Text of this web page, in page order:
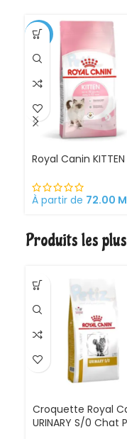
-1%
Royal Canin KITTEN
À partir de 72.00
Produits les
Croquette Royal
URINARY S/0 Chat